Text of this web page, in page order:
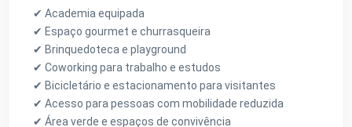
✔ Academia equipada
✔ Espaço gourmet e churrasqueira
✔ Brinquedoteca e playground
✔ Coworking para trabalho e estudos
✔ Bicicletário e estacionamento para visitantes
✔ Acesso para pessoas com mobilidade reduzida
✔ Área verde e espaços de convivência